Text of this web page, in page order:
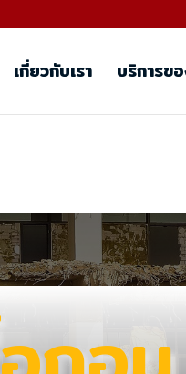
เกี่ยวกับเรา บริการขอ